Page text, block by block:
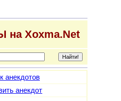
Xoxma.Net
анекдотов
анекдот